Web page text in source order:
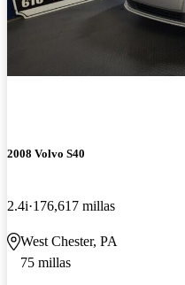
2008 Volvo S40
2.4i 176,617 millas
West Chester, PA
75 millas